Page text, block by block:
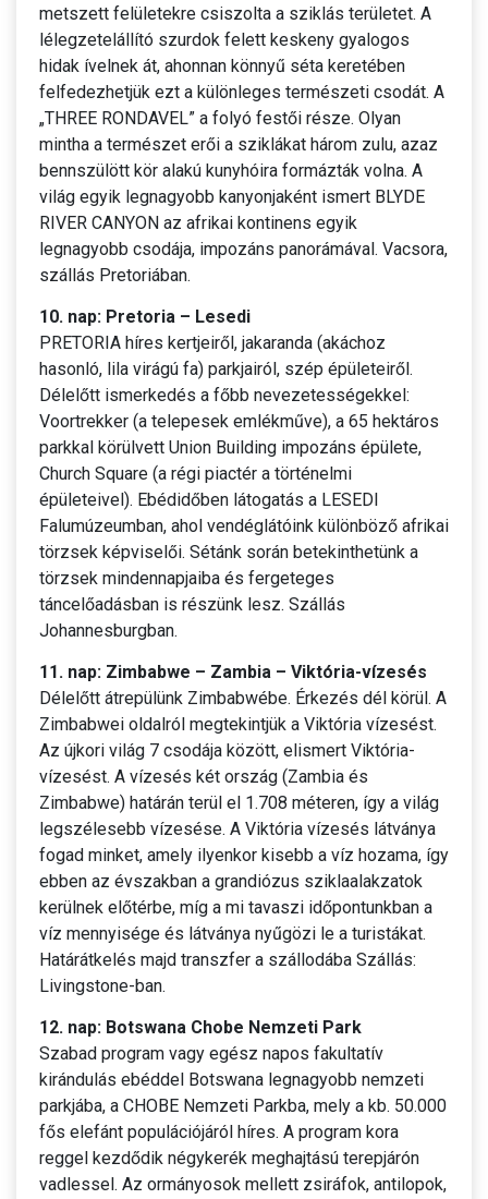
metszett felületekre csiszolta a sziklás területet. A
lélegzetelállító szurdok felett keskeny gyalogos
hidak ívelnek át, ahonnan könnyű séta keretében
felfedezhetjük ezt a különleges természeti csodát. A
„THREE RONDAVEL” a folyó festői része. Olyan
mintha a természet erői a sziklákat három zulu, azaz
bennszülött kör alakú kunyhóira formázták volna. A
világ egyik legnagyobb kanyonjaként ismert BLYDE
RIVER CANYON az afrikai kontinens egyik
legnagyobb csodája, impozáns panorámával. Vacsora,
szállás Pretoriában.
10. nap: Pretoria – Lesedi
PRETORIA híres kertjeiről, jakaranda (akáchoz
hasonló, lila virágú fa) parkjairól, szép épületeiről.
Délelőtt ismerkedés a főbb nevezetességekkel:
Voortrekker (a telepesek emlékműve), a 65 hektáros
parkkal körülvett Union Building impozáns épülete,
Church Square (a régi piactér a történelmi
épületeivel). Ebédidőben látogatás a LESEDI
Falumúzeumban, ahol vendéglátóink különböző afrikai
törzsek képviselői. Sétánk során betekinthetünk a
törzsek mindennapjaiba és fergeteges
táncelőadásban is részünk lesz. Szállás
Johannesburgban.
11. nap: Zimbabwe – Zambia – Viktória-vízesés
Délelőtt átrepülünk Zimbabwébe. Érkezés dél körül. A
Zimbabwei oldalról megtekintjük a Viktória vízesést.
Az újkori világ 7 csodája között, elismert Viktória-
vízesést. A vízesés két ország (Zambia és
Zimbabwe) határán terül el 1.708 méteren, így a világ
legszélesebb vízesése. A Viktória vízesés látványa
fogad minket, amely ilyenkor kisebb a víz hozama, így
ebben az évszakban a grandiózus sziklaalakzatok
kerülnek előtérbe, míg a mi tavaszi időpontunkban a
víz mennyisége és látványa nyűgözi le a turistákat.
Határátkelés majd transzfer a szállodába Szállás:
Livingstone-ban.
12. nap: Botswana Chobe Nemzeti Park
Szabad program vagy egész napos fakultatív
kirándulás ebéddel Botswana legnagyobb nemzeti
parkjába, a CHOBE Nemzeti Parkba, mely a kb. 50.000
fős elefánt populációjáról híres. A program kora
reggel kezdődik négykerék meghajtású terepjárón
vadlessel. Az ormányosok mellett zsiráfok, antilopok,